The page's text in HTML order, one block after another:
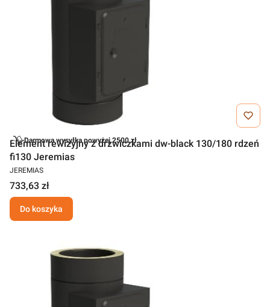
Darmowa wysyłka powyżej 2500 zł
Element rewizyjny z drzwiczkami dw-black 130/180 rdzeń
fi130 Jeremias
JEREMIAS
733,63 zł
Do koszyka